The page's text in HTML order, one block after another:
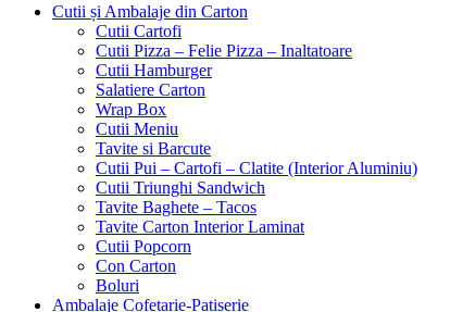
Cutii și Ambalaje din Carton
Cutii Cartofi
Cutii Pizza – Felie Pizza – Inaltatoare
Cutii Hamburger
Salatiere Carton
Wrap Box
Cutii Meniu
Tavite si Barcute
Cutii Pui – Cartofi – Clatite (Interior Aluminiu)
Cutii Triunghi Sandwich
Tavite Baghete – Tacos
Tavite Carton Interior Laminat
Cutii Popcorn
Con Carton
Boluri
Ambalaje Cofetarie-Patiserie